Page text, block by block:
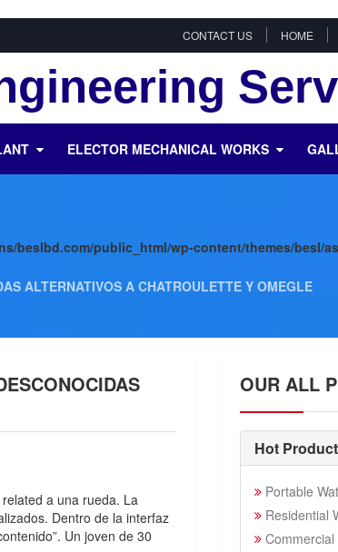
CONTACT US HOME
ELECTOR MECHANICAL WORKS
beslbd.com/public_html/wp-content/themes/besl/
ALTERNATIVOS A CHATROULETTE Y OMEGLE
a una rueda. La
Dentro de la interfaz
Un joven de 30
OUR ALL
Hot
Portable
Residential